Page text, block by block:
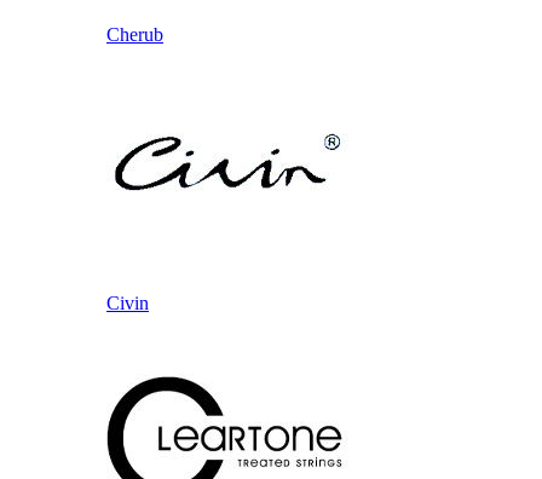
Cherub
Civin